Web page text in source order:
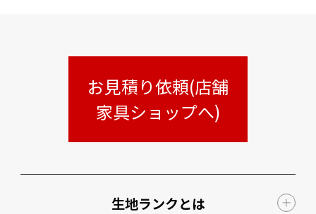
お見積り依頼(店舗
家具ショップへ)
生地ランクとは